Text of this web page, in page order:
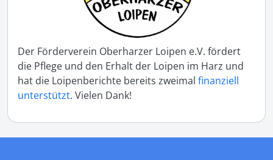
Der Förderverein Oberharzer Loipen e.V. fördert
die Pflege und den Erhalt der Loipen im Harz und
hat die Loipenberichte bereits zweimal finanziell
unterstützt. Vielen Dank!